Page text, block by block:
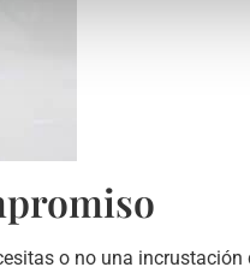
o no una